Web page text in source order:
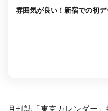
雰囲気が良い！新宿での初
月刊誌「東京カレンダー」